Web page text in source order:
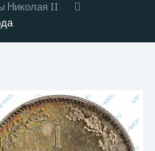
Николая II